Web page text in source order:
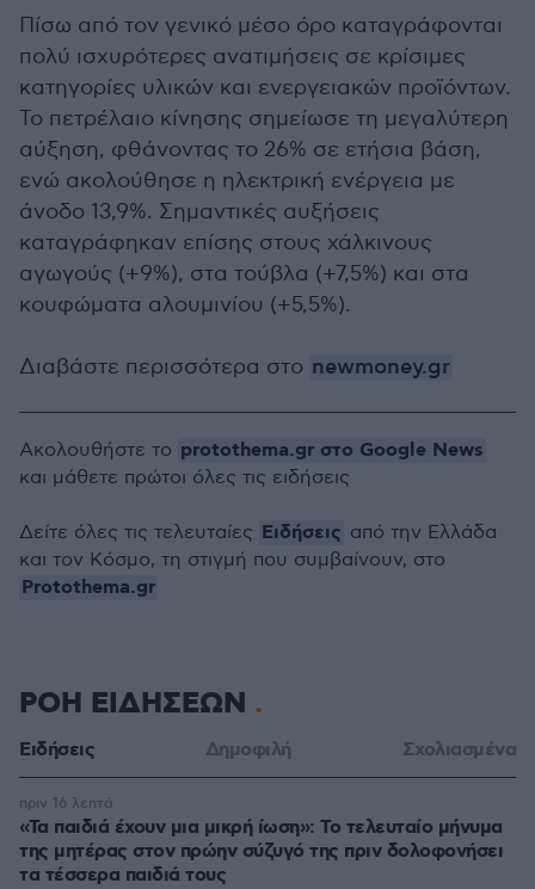
Πίσω από τον γενικό μέσο όρο καταγράφονται
πολύ ισχυρότερες ανατιμήσεις σε κρίσιμες
κατηγορίες υλικών και ενεργειακών προϊόντων.
Το πετρέλαιο κίνησης σημείωσε τη μεγαλύτερη
αύξηση, φθάνοντας το 26% σε ετήσια βάση,
ενώ ακολούθησε η ηλεκτρική ενέργεια με
άνοδο 13,9%. Σημαντικές αυξήσεις
καταγράφηκαν επίσης στους χάλκινους
αγωγούς (+9%), στα τούβλα (+7,5%) και στα
κουφώματα αλουμινίου (+5,5%).
Διαβάστε περισσότερα στο newmoney.gr
Ακολουθήστε το protothema.gr στο Google News
και μάθετε πρώτοι όλες τις ειδήσεις
Δείτε όλες τις τελευταίες Ειδήσεις από την Ελλάδα
και τον Κόσμο, τη στιγμή που συμβαίνουν, στο
Protothema.gr
ΡΟΗ ΕΙΔΗΣΕΩΝ
Ειδήσεις Δημοφιλή Σχολιασμένα
«Τα παιδιά έχουν μια μικρή ίωση»: Το τελευταίο μήνυμα
της μητέρας στον πρώην σύζυγό της πριν δολοφονήσει
τα τέσσερα παιδιά τους
πριν 16 λεπτά